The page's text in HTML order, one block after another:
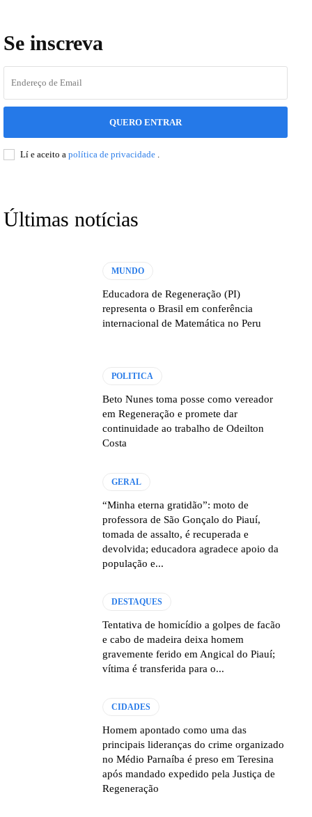
Se inscreva
QUERO ENTRAR
Lí e aceito a política de privacidade
Últimas notícias
MUNDO
Educadora de Regeneração (PI)
representa o Brasil em conferência
internacional de Matemática no Peru
POLITICA
Beto Nunes toma posse como vereador
em Regeneração e promete dar
continuidade ao trabalho de Odeilton
Costa
GERAL
“Minha eterna gratidão”: moto de
professora de São Gonçalo do Piauí,
tomada de assalto, é recuperada e
devolvida; educadora agradece apoio da
população e...
DESTAQUES
Tentativa de homicídio a golpes de facão
e cabo de madeira deixa homem
gravemente ferido em Angical do Piauí;
vítima é transferida para o...
CIDADES
Homem apontado como uma das
principais lideranças do crime organizado
no Médio Parnaíba é preso em Teresina
após mandado expedido pela Justiça de
Regeneração